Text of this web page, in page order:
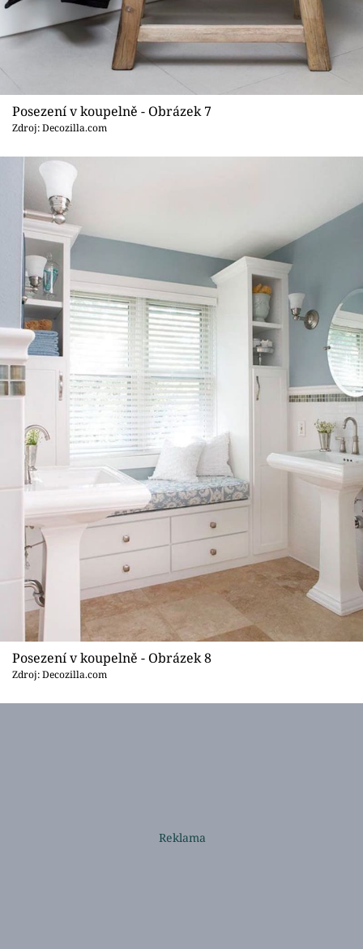
Posezení v koupelně - Obrázek 7
Zdroj: Decozilla.com
Posezení v koupelně - Obrázek 8
Zdroj: Decozilla.com